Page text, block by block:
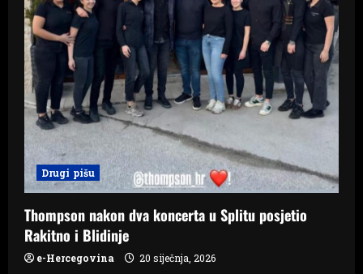
Drugi pišu
Thompson nakon dva koncerta u Splitu posjetio
Rakitno i Blidinje
e-Hercegovina 20 siječnja, 2026